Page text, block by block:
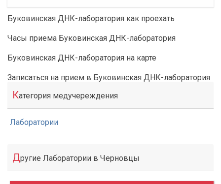
Буковинская ДНК-лаборатория как проехать
Часы приема Буковинская ДНК-лаборатория
Буковинская ДНК-лаборатория на карте
Записаться на прием в Буковинская ДНК-лаборатория
Категория медучереждения
Лаборатории
Другие Лаборатории в Черновцы